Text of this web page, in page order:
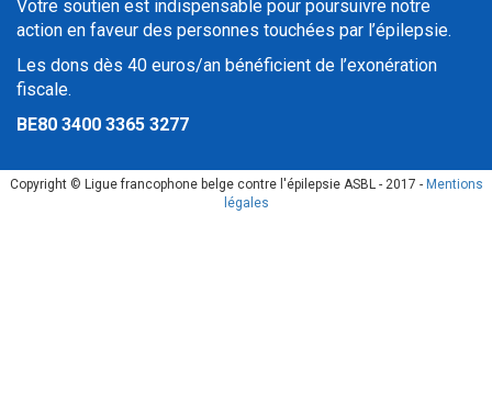
Votre soutien est indispensable pour poursuivre notre
action en faveur des personnes touchées par l’épilepsie.
Les dons dès 40 euros/an bénéficient de l’exonération
fiscale.
BE80 3400 3365 3277
Copyright © Ligue francophone belge contre l'épilepsie ASBL - 2017 - Mentions
légales